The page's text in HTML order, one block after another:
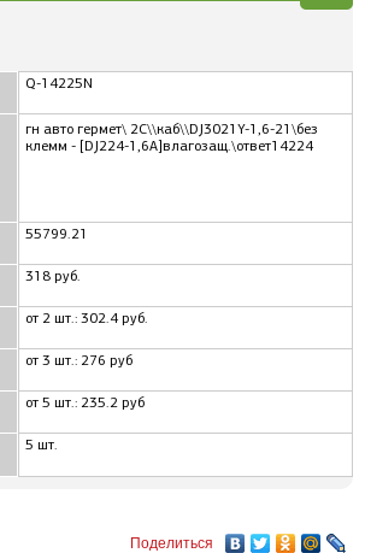
Q-14225N
гн авто гермет\ 2C\\каб\\DJ3021Y-1,6-21\без
клемм - [DJ224-1,6A]влагозащ.\ответ14224
55799.21
318 руб.
от 2 шт.: 302.4 руб.
от 3 шт.: 276 руб
от 5 шт.: 235.2 руб
5 шт.
Поделиться